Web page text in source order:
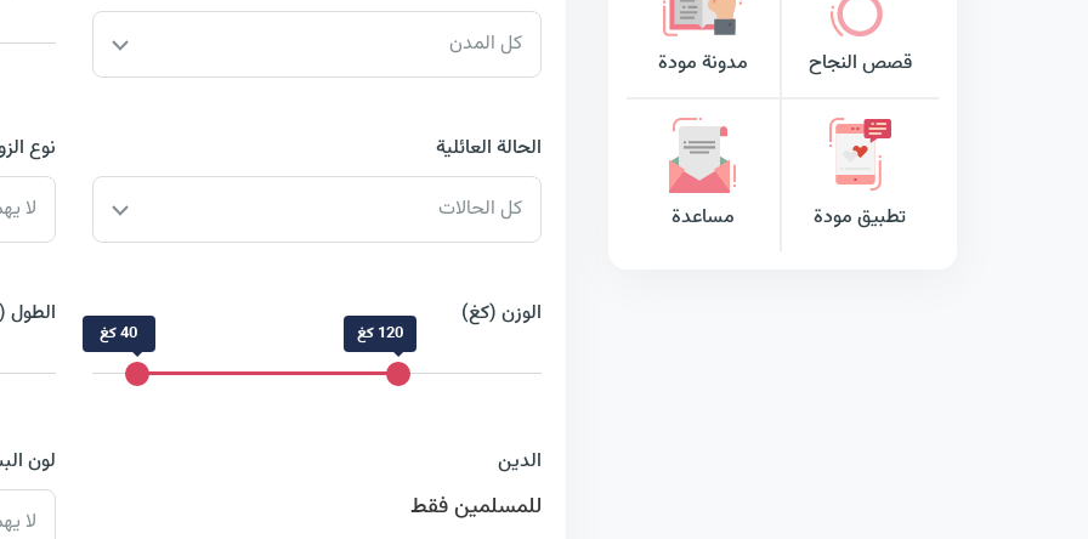
قصص النجاح مدونة مودة
تطبيق مودة مساعدة
كل المدن
الحالة العائلية
كل الحالات
نوع
لا
الوزن (كغ)
40 كغ 120 كغ
الدين
للمسلمين فقط
لون
لا